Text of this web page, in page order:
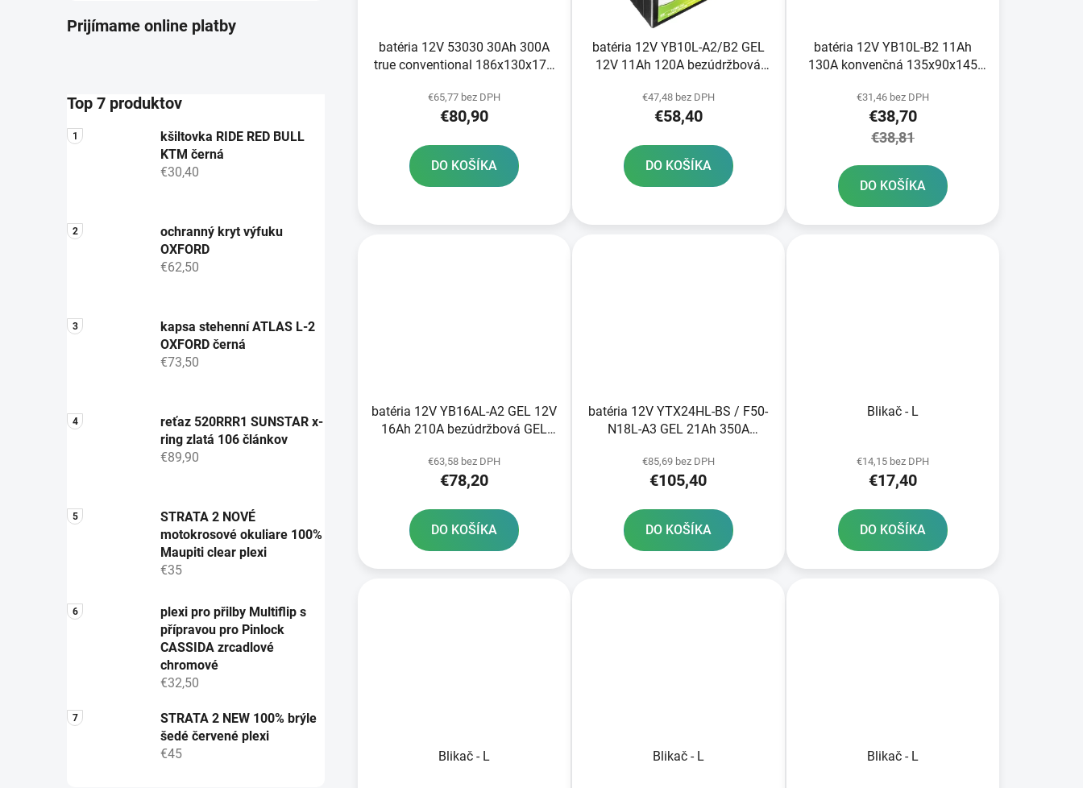
Prijímame online platby
Top 7 produktov
kšiltovka RIDE RED BULL
KTM černá
€30,40
ochranný kryt výfuku
OXFORD
€62,50
kapsa stehenní ATLAS L-2
OXFORD černá
€73,50
reťaz 520RRR1 SUNSTAR x-
ring zlatá 106 článkov
€89,90
STRATA 2 NOVÉ
motokrosové okuliare 100%
Maupiti clear plexi
€35
plexi pro přilby Multiflip s
přípravou pro Pinlock
CASSIDA zrcadlové
chromové
€32,50
STRATA 2 NEW 100% brýle
šedé červené plexi
€45
o
v
batéria 12V 53030 30Ah 300A
true conventional 186x130x171
€65,77 bez DPH
€80,90
DO KOŠÍKA
batéria 12V YB10L-A2/B2 GEL
12V 11Ah 120A bezúdržbová
FULBAT aktivovaná vo výrobe
€47,48 bez DPH
€58,40
DO KOŠÍKA
batéria 12V YB10L-B2 11Ah
130A konvenčná 135x90x145
elektrolytu
€31,46 bez DPH
€38,70
€38,81
DO KOŠÍKA
batéria 12V YB16AL-A2 GEL 12V
16Ah 210A bezúdržbová GEL
FULBAT aktivovaná vo výrobe
€63,58 bez DPH
€78,20
DO KOŠÍKA
batéria 12V YTX24HL-BS / F50-
N18L-A3 GEL 21Ah 350A
205x87x162 FULBAT aktivovaná
z výroby
€85,69 bez DPH
€105,40
DO KOŠÍKA
Blikač - L
€14,15 bez DPH
€17,40
DO KOŠÍKA
Blikač - L Blikač - L Blikač - L